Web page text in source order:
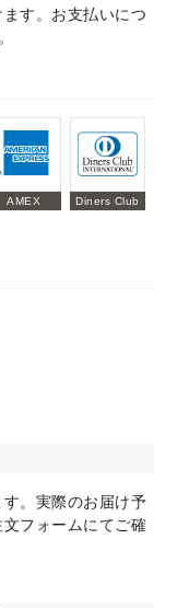
す。お支払いにつ
AMEX Diners Club
。実際のお届け予
フォームにてご確